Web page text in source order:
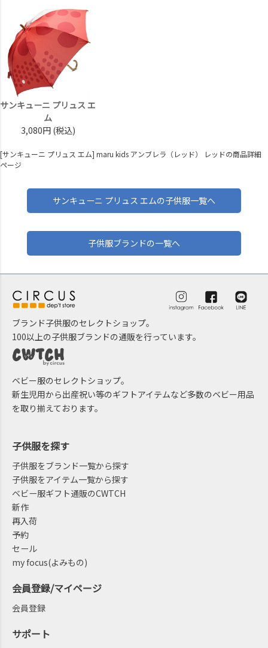
サンキューニ プリュス エ
ム
3,080円 (税込)
[サンキューニ プリュス エム] maru kids アンブレラ（レッド） レッドの商品詳細
ページ
サンキューニ プリュス エムの子供服一覧へ
子供服ブランドの一覧へ
ブランド子供服のセレクトショップ。
100以上の子供服ブランドの通販を行っています。
ベビー服のセレクトショップ。
新生児用から出産祝い等のギフトアイテムなど多数のベビー用品
を取り揃えております。
子供服を探す
子供服をブランド一覧から探す
子供服をアイテム一覧から探す
ベビー服ギフト通販のCWTCH
新作
再入荷
予約
セール
my focus(よみもの)
会員登録/マイページ
会員登録
サポート